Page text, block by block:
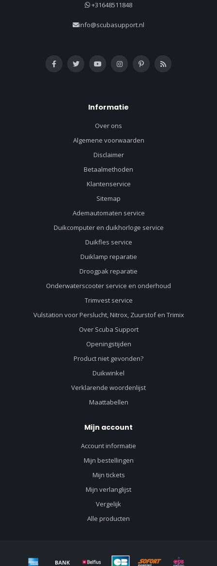
+31648511848
info@scubasupport.nl
Informatie
Over ons
Algemene voorwaarden
Disclaimer
Betaalmethoden
Klantenservice
Sitemap
Ademautomaten service
Duikcomputer en duikhorloge service
Duikfles service
Duiklamp reparatie
Droogpak reparatie
Onderwaterscooter service en onderhoud
Trimvest service
Vulstation voor Perslucht, Nitrox, Zuurstof en Trimix
Over Scuba Support
Openingstijden
Product niet gevonden?
Duikwinkel
Verklarende woordenlijst
Maattabellen
Mijn account
Account informatie
Mijn bestellingen
Mijn tickets
Mijn verlanglijst
Vergelijk
Alle producten